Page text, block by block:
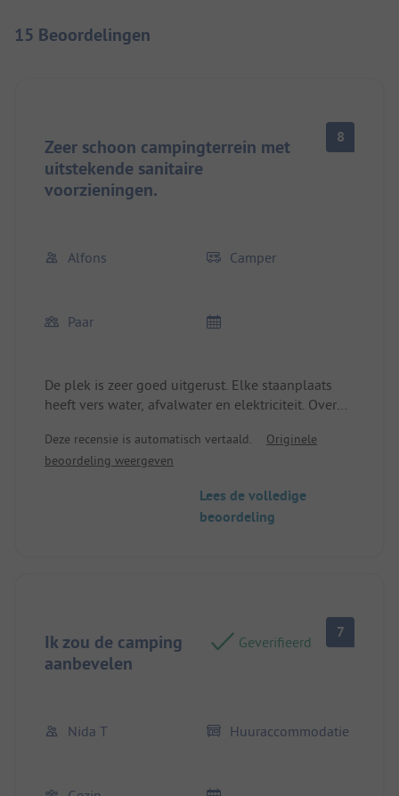
15 Beoordelingen
Zeer schoon campingterrein met
uitstekende sanitaire
voorzieningen.
8
Alfons Camper
Paar
De plek is zeer goed uitgerust. Elke staanplaats
heeft vers water, afvalwater en elektriciteit. Over
lokaal kan verbeterd worden. Wat ik niet zo goed
vind, is de luidruchtige animatie van 's ochtends
schoon. We zullen zeker nog eens terugkomen.
Deze recensie is automatisch vertaald.
Originele
beoordeling weergeven
Lees de volledige
beoordeling
Ik zou de camping
aanbevelen
Geverifieerd
7
Nida T Huuraccommodatie